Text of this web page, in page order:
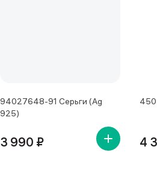
94027648-91 Серьги (Ag
925)
3 990 ₽ 4